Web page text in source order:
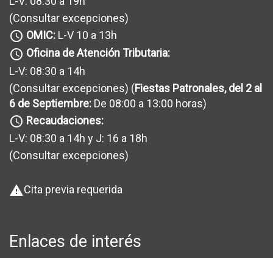
(Consultar excepciones)
query_builder OMIC: L-V 10 a 13h
query_builder Oficina de Atención Tributaria:
L-V: 08:30 a 14h
(Consultar excepciones) (Fiestas Patronales, del 2 al
6 de Septiembre: De 08:00 a 13:00 horas)
query_builder Recaudaciones:
L-V: 08:30 a 14h y J: 16 a 18h
(Consultar excepciones)
warningCita previa requerida
Enlaces de interés